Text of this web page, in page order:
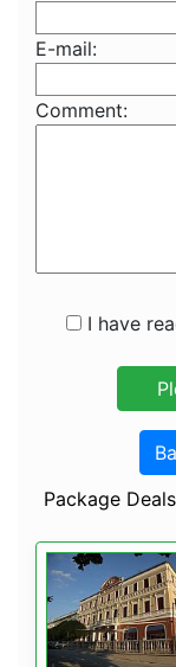
E-mail:
Comment:
I have
Package